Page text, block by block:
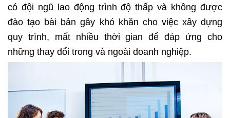
có đội ngũ lao động trình độ thấp và không được
đào tạo bài bản gây khó khăn cho việc xây dựng
quy trình, mất nhiều thời gian để đáp ứng cho
những thay đổi trong và ngoài doanh nghiệp.